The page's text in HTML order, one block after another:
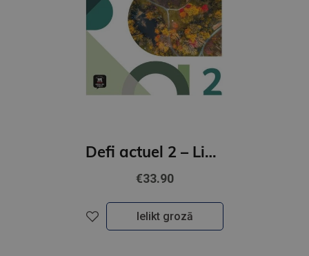
Defi actuel 2 – Livre de l’eleve
€33.90
Ielikt grozā